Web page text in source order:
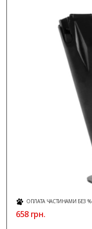
ОПЛАТА ЧАСТИНАМИ БЕЗ %
658грн.